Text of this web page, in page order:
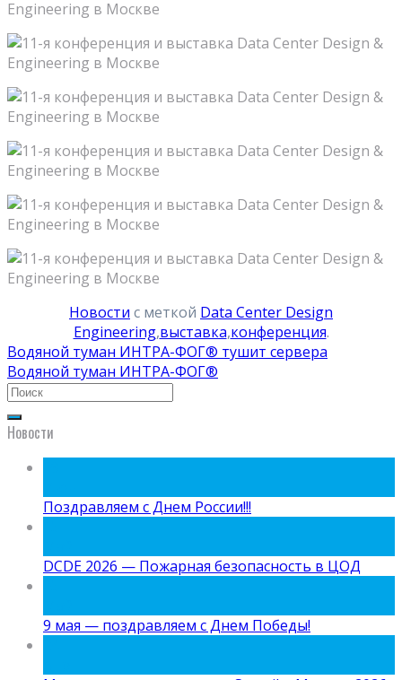
Новости с меткой Data Center Design
Engineering,выставка,конференция.
Водяной туман ИНТРА-ФОГ® тушит сервера
Водяной туман ИНТРА-ФОГ®
Новости
Поздравляем с Днем России!!!
DCDE 2026 — Пожарная безопасность в ЦОД
9 мая — поздравляем с Днем Победы!